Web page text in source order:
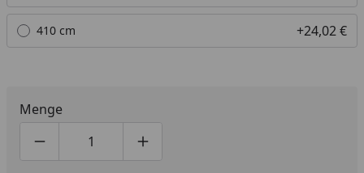
410 cm +24,02 €
Menge
Produktmenge um eins verringern
Produktmenge manuell eingeben
Produktmenge um eins erhöhen